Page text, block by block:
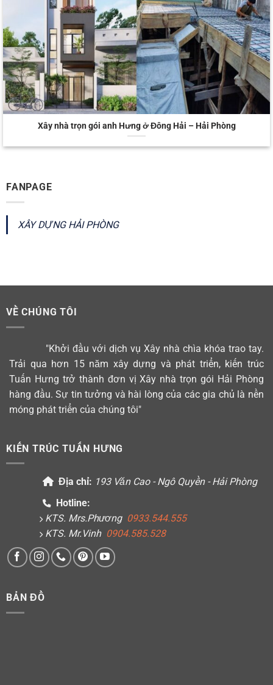
Xây nhà trọn gói anh Hưng ở Đông Hải – Hải Phòng
FANPAGE
XÂY DỰNG HẢI PHÒNG
VỀ CHÚNG TÔI
"Khởi đầu với dịch vụ Xây nhà chìa khóa trao tay.
Trải qua hơn 15 năm xây dựng và phát triển, kiến trúc
Tuấn Hưng trở thành đơn vị Xây nhà trọn gói Hải Phòng
hàng đầu. Sự tin tưởng và hài lòng của các gia chủ là nền
móng phát triển của chúng tôi"
KIẾN TRÚC TUẤN HƯNG
Địa chỉ: 193 Văn Cao - Ngô Quyền - Hải Phòng
Hotline:
KTS. Mrs.Phương 0933.544.555
KTS. Mr.Vinh 0904.585.528
BẢN ĐỒ